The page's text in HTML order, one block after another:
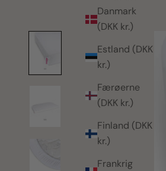
Danmark
(DKK kr.)
Estland (DKK
kr.)
Færøerne
(DKK kr.)
Finland (DKK
kr.)
Frankrig